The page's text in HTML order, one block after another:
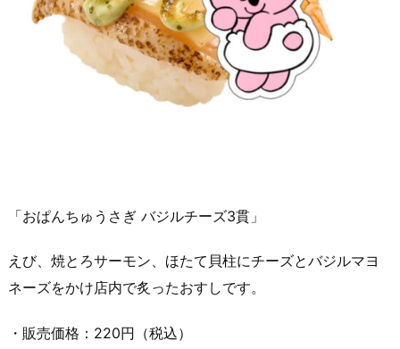
「おぱんちゅうさぎ バジルチーズ3貫」
えび、焼とろサーモン、ほたて貝柱にチーズとバジルマヨ
ネーズをかけ店内で炙ったおすしです。
・販売価格：220円（税込）